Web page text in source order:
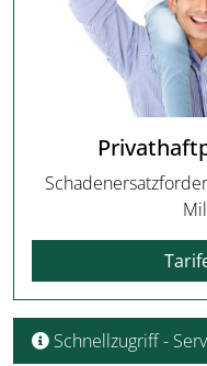
Schnellzugriff -